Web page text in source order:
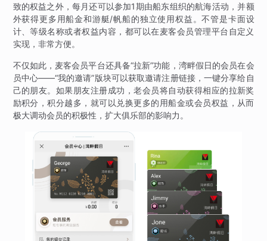
致的权益之外，每月还可以参加1期由船东组织的航海活动，并额
外获得更多用船金和游艇/帆船的独立使用权益。不管是卡面设
计、等级名称或者权益内容，都可以在麦客会员管理平台自定义
实现，非常方便。
不仅如此，麦客会员平台还具备“拉新”功能，湾畔假日的会员在会
员中心——“我的邀请”版块可以获取邀请注册链接，一键分享给自
己的朋友。如果朋友注册成功，老会员将自动获得相应的拉新奖
励积分，积分越多，就可以兑换更多的用船金或会员权益，从而
极大调动会员的积极性，扩大俱乐部的影响力。